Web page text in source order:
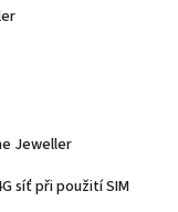
Jeweller
síť při použití SIM